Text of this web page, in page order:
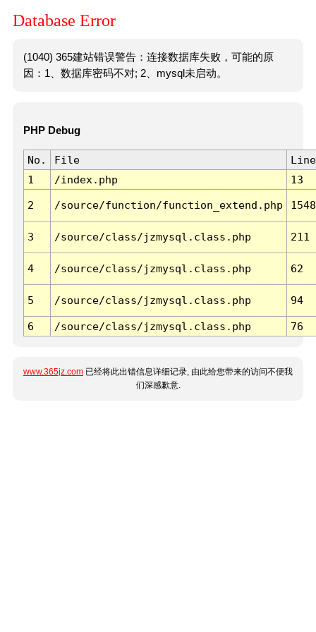
Database Error
(1040) 365建站错误警告：连接数据库失败，可能的原
因：1、数据库密码不对; 2、mysql未启动。
PHP Debug
No. File
Line
1
/index.php 13
2 /source/function/function_extend.php 1548
3 /source/class/jzmysql.class.php 211
4 /source/class/jzmysql.class.php 62
5 /source/class/jzmysql.class.php 94
6 /source/class/jzmysql.class.php 76
www.365jz.com 已经将此出错信息详细记录, 由此给您带来的访问不便我
们深感歉意.